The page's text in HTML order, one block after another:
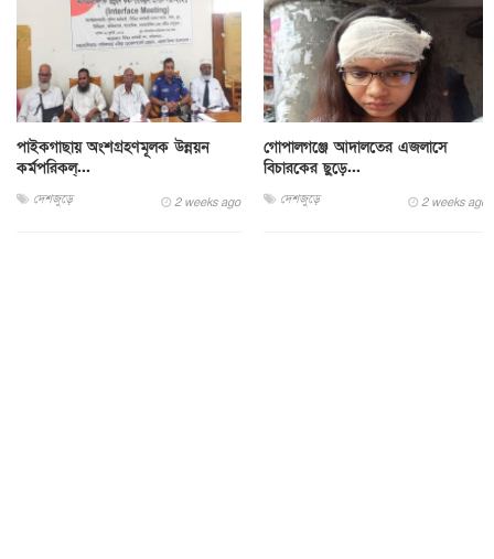
পাইকগাছায় অংশগ্রহণমূলক উন্নয়ন
কর্মপরিকল্...
দেশজুড়ে 2 weeks ago
গোপালগঞ্জে আদালতের এজলাসে
বিচারকের ছুড়ে...
দেশজুড়ে 2 weeks ago